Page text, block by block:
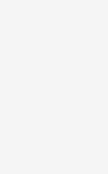
Топпосадовцю Повітряних